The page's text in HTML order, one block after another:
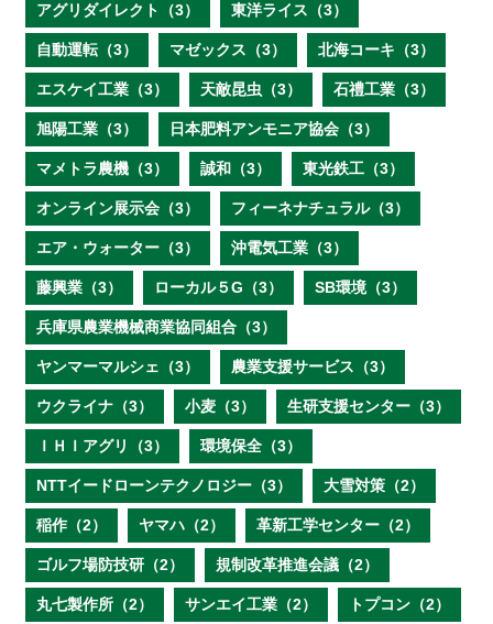
アグリダイレクト（3） 東洋ライス（3）
自動運転（3） マゼックス（3） 北海コーキ（3）
エスケイ工業（3） 天敵昆虫（3） 石禮工業（3）
旭陽工業（3） 日本肥料アンモニア協会（3）
マメトラ農機（3） 誠和（3） 東光鉄工（3）
オンライン展示会（3） フィーネナチュラル（3）
エア・ウォーター（3） 沖電気工業（3）
藤興業（3） ローカル５G（3） SB環境（3）
兵庫県農業機械商業協同組合（3）
ヤンマーマルシェ（3） 農業支援サービス（3）
ウクライナ（3） 小麦（3） 生研支援センター（3）
ＩＨＩアグリ（3） 環境保全（3）
NTTイードローンテクノロジー（3） 大雪対策（2）
稲作（2） ヤマハ（2） 革新工学センター（2）
ゴルフ場防技研（2） 規制改革推進会議（2）
丸七製作所（2） サンエイ工業（2） トプコン（2）